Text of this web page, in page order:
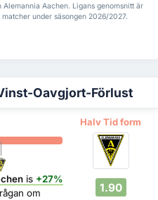
Aachen. Ligans genomsnitt är
under säsongen 2026/2027.
Oavgjort-Förlust
Halv Tid form
is +27%
om
1.90